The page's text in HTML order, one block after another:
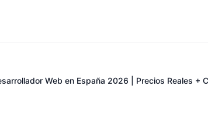
Web en España 2026 | Precios Reales +